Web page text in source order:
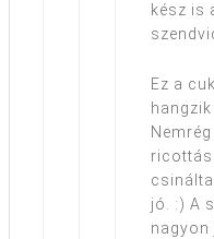
kész is
Ez a
jó. :) A